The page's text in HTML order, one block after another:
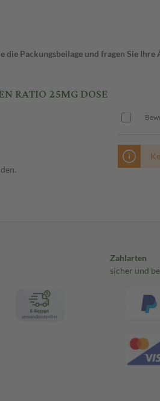
die Packungsbeilage und fragen Sie
RATIO 25MG DOSE
Zahlarten
sicher und